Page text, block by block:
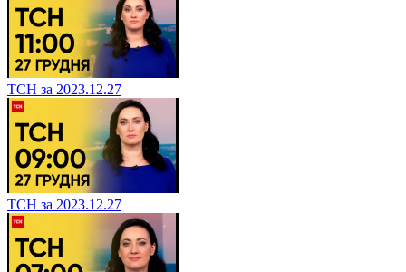
ТСН за 2023.12.27
ТСН за 2023.12.27